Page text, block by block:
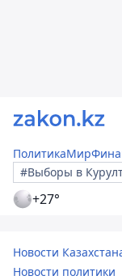
ПолитикаМир
#Выборы в
+27°
Новости
Новости политики